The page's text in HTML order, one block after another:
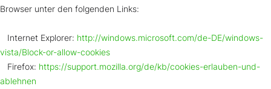
Browser unter den folgenden Links:
Internet Explorer: http://windows.microsoft.com/de-DE/windows-
vista/Block-or-allow-cookies
Firefox: https://support.mozilla.org/de/kb/cookies-erlauben-und-
ablehnen